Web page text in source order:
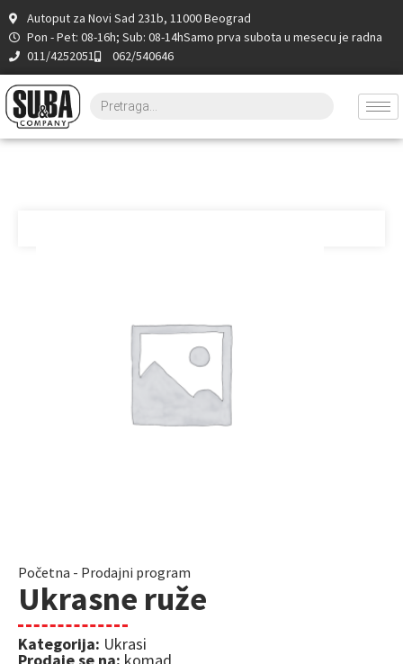
Autoput za Novi Sad 231b, 11000 Beograd
Pon - Pet: 08-16h; Sub: 08-14hSamo prva subota u mesecu je radna
011/4252051
062/540646
Početna - Prodajni program
Ukrasne ruže
Kategorija: Ukrasi
Prodaje se na: komad